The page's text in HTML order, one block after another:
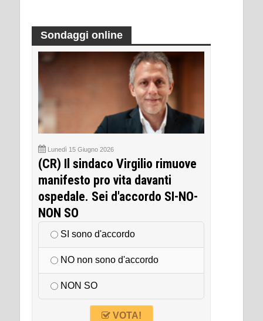
Sondaggi online
Lunedì 15 Giugno 2026
(CR) Il sindaco Virgilio rimuove
manifesto pro vita davanti
ospedale. Sei d'accordo SI-NO-
NON SO
SI sono d'accordo
NO non sono d'accordo
NON SO
VOTA!